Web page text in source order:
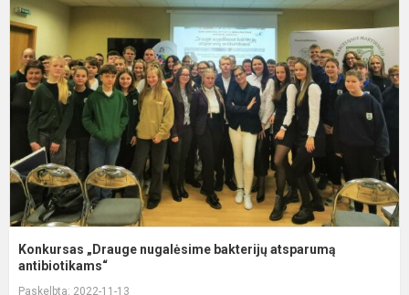
Konkursas „Drauge nugalėsime bakterijų atsparumą
antibiotikams“
Paskelbta: 2022-11-13